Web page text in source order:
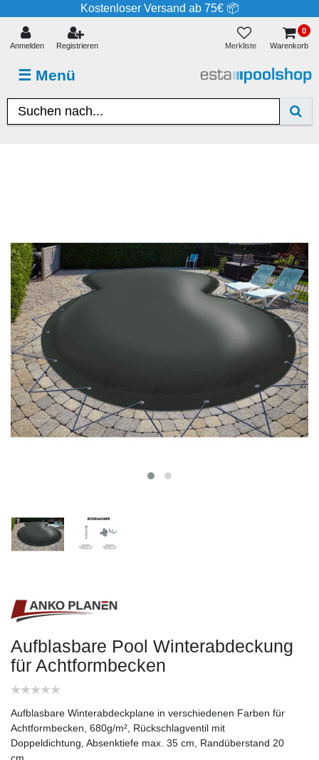
Kostenloser Versand ab 75€ 📦
☰ Menü
Anmelden Registrieren Merkliste
0
Warenkorb
Aufblasbare Pool Winterabdeckung
für Achtformbecken
Aufblasbare Winterabdeckplane in verschiedenen Farben für
Achtformbecken, 680g/m², Rückschlagventil mit
Doppeldichtung, Absenktiefe max. 35 cm, Randüberstand 20
cm